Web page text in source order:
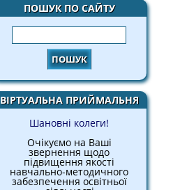
ПОШУК ПО САЙТУ
Пошук
ВІРТУАЛЬНА ПРИЙМАЛЬНЯ
Шановні колеги!
Очікуємо на Ваші
звернення щодо
підвищення якості
навчально-методичного
забезпечення освітньої